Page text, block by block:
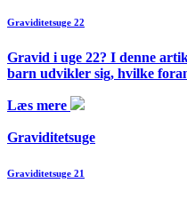
Graviditetsuge 22
Gravid i uge 22? I denne
barn udvikler sig, hvilke
Læs mere
Graviditetsuge
Graviditetsuge 21